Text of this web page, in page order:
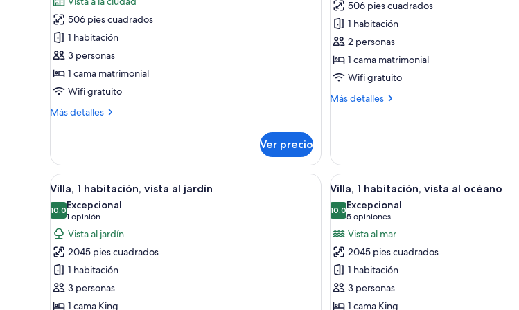
Garden
Double
Room
(Independent
Building
across
the
506 pies cuadrados
1 habitación
3 personas
1 cama matrimonial
Wifi gratuito
Más detalles
Más
Double
Room
(Independent
Building
across
street)
Ver precio
Beach
Room
Double
506 pies cuadrados
1 habitación
2 personas
1 cama matrimonial
Wifi gratuito
Más detalles
Más
Double
Abrir
todas
las
fotos
de
Villa,
habitación,
Un área de piscina moderna con sillones de descanso, una zona de estar
9
Villa, 1 habitación, vista al jardín
10.010.0 de 10
Excepcional
1 opinión
(1
opinión)
Vista al jardín
2045 pies cuadrados
1 habitación
3 personas
1 cama King
Abrir
todas
las
fotos
de
Villa,
habitación,
Una
6
Villa, 1 habitación, vista al océano
10.010.0 de 10
Excepcional
5 opiniones
(5
opiniones)
Vista al mar
2045 pies cuadrados
1 habitación
3 personas
1 cama King